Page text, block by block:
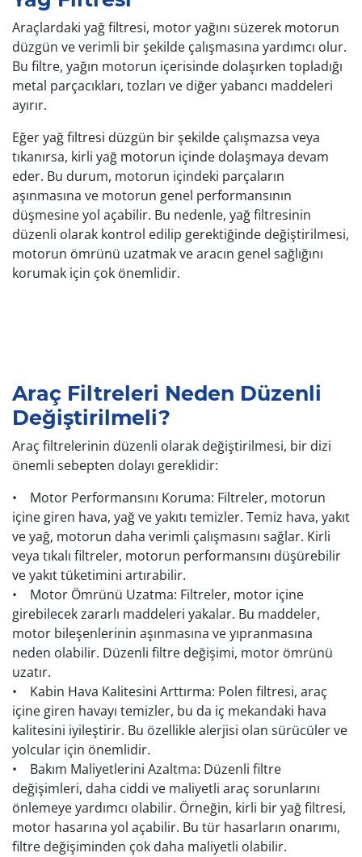
Araçlardaki yağ filtresi, motor yağını süzerek motorun
düzgün ve verimli bir şekilde çalışmasına yardımcı olur.
Bu filtre, yağın motorun içerisinde dolaşırken topladığı
metal parçacıkları, tozları ve diğer yabancı maddeleri
ayırır.
Eğer yağ filtresi düzgün bir şekilde çalışmazsa veya
tıkanırsa, kirli yağ motorun içinde dolaşmaya devam
eder. Bu durum, motorun içindeki parçaların
aşınmasına ve motorun genel performansının
düşmesine yol açabilir. Bu nedenle, yağ filtresinin
düzenli olarak kontrol edilip gerektiğinde değiştirilmesi,
motorun ömrünü uzatmak ve aracın genel sağlığını
korumak için çok önemlidir.
Araç Filtreleri Neden Düzenli
Değiştirilmeli?
Araç filtrelerinin düzenli olarak değiştirilmesi, bir dizi
önemli sebepten dolayı gereklidir:
• Motor Performansını Koruma: Filtreler, motorun
içine giren hava, yağ ve yakıtı temizler. Temiz hava, yakıt
ve yağ, motorun daha verimli çalışmasını sağlar. Kirli
veya tıkalı filtreler, motorun performansını düşürebilir
ve yakıt tüketimini artırabilir.
• Motor Ömrünü Uzatma: Filtreler, motor içine
girebilecek zararlı maddeleri yakalar. Bu maddeler,
motor bileşenlerinin aşınmasına ve yıpranmasına
neden olabilir. Düzenli filtre değişimi, motor ömrünü
uzatır.
• Kabin Hava Kalitesini Arttırma: Polen filtresi, araç
içine giren havayı temizler, bu da iç mekandaki hava
kalitesini iyileştirir. Bu özellikle alerjisi olan sürücüler ve
yolcular için önemlidir.
• Bakım Maliyetlerini Azaltma: Düzenli filtre
değişimleri, daha ciddi ve maliyetli araç sorunlarını
önlemeye yardımcı olabilir. Örneğin, kirli bir yağ filtresi,
motor hasarına yol açabilir. Bu tür hasarların onarımı,
filtre değişiminden çok daha maliyetli olabilir.